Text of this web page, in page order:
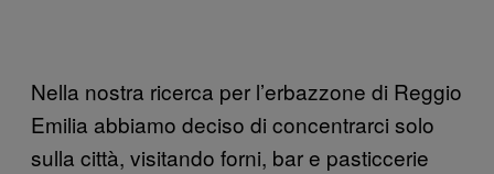
Nella nostra ricerca per l’erbazzone di Reggio
Emilia abbiamo deciso di concentrarci solo
sulla città, visitando forni, bar e pasticcerie